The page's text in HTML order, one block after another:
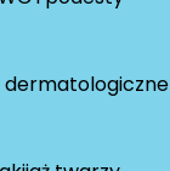
dermatologiczne